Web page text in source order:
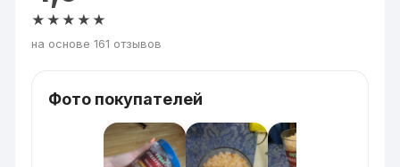
★★★★★
на основе 161 отзывов
Фото покупателей